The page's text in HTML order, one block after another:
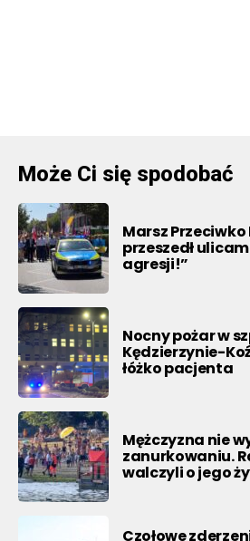
Może Ci się spodobać
Marsz
przeszedł
agresji!”
Nocny pożar w
Kędzierzynie-
łóżko pacjenta
Mężczyzna nie
zanurkowaniu.
walczyli o jego
Czołowe